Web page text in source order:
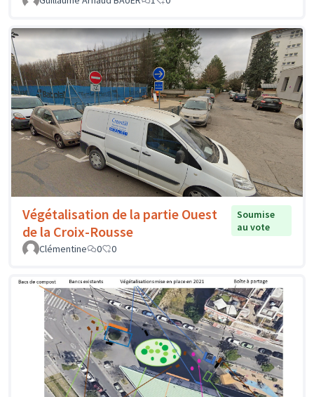
Végétalisation de la partie Ouest
de la Croix-Rousse
Soumise
au vote
Clémentine
0 0